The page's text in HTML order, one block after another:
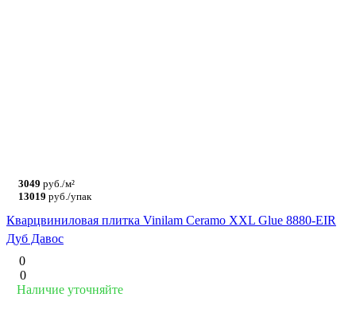
3049 руб./м²
13019 руб./упак
Кварцвиниловая плитка Vinilam Ceramo XXL Glue 8880-EIR
Дуб Давос
0
0
Наличие уточняйте